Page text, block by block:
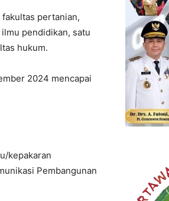
pertanian,
pendidikan, satu
hukum.
2024 mencapai
kepakaran
Pembangunan